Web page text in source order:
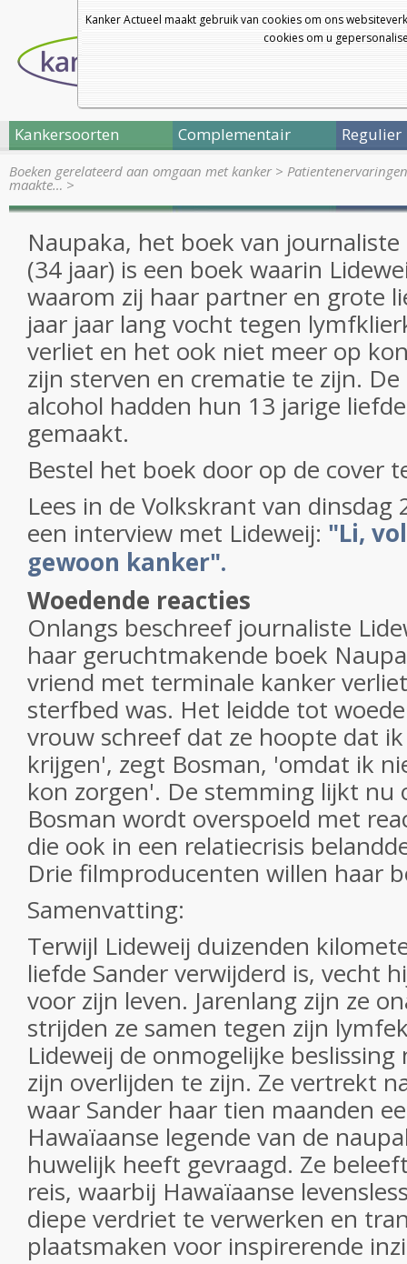
Kanker Actueel maakt gebruik van cookies om ons
cookies om u
Kankersoorten Complementair Regulier
Boeken gerelateerd aan omgaan met kanker>
maakte… >
Naupaka, het boek van
(34 jaar) is een boek waarin
waarom zij haar partner en grote
jaar jaar lang vocht tegen
verliet en het ook niet meer op
zijn sterven en crematie te zijn.
alcohol hadden hun 13 jarige
gemaakt.
Bestel het boek door op de cover
Lees in de Volkskrant van dinsdag
een interview met Lideweij: "Li,
gewoon kanker".
Woedende reacties
Onlangs beschreef journaliste
haar geruchtmakende boek
vriend met terminale kanker
sterfbed was. Het leidde tot
vrouw schreef dat ze hoopte dat
krijgen', zegt Bosman, 'omdat ik
kon zorgen'. De stemming lijkt nu
Bosman wordt overspoeld met
die ook in een relatiecrisis
Drie filmproducenten willen haar
Samenvatting:
Terwijl Lideweij duizenden
liefde Sander verwijderd is, vecht
voor zijn leven. Jarenlang zijn ze
strijden ze samen tegen zijn
Lideweij de onmogelijke
zijn overlijden te zijn. Ze vertrekt
waar Sander haar tien maanden
Hawaïaanse legende van de
huwelijk heeft gevraagd. Ze
reis, waarbij Hawaïaanse
diepe verdriet te verwerken en
plaatsmaken voor inspirerende